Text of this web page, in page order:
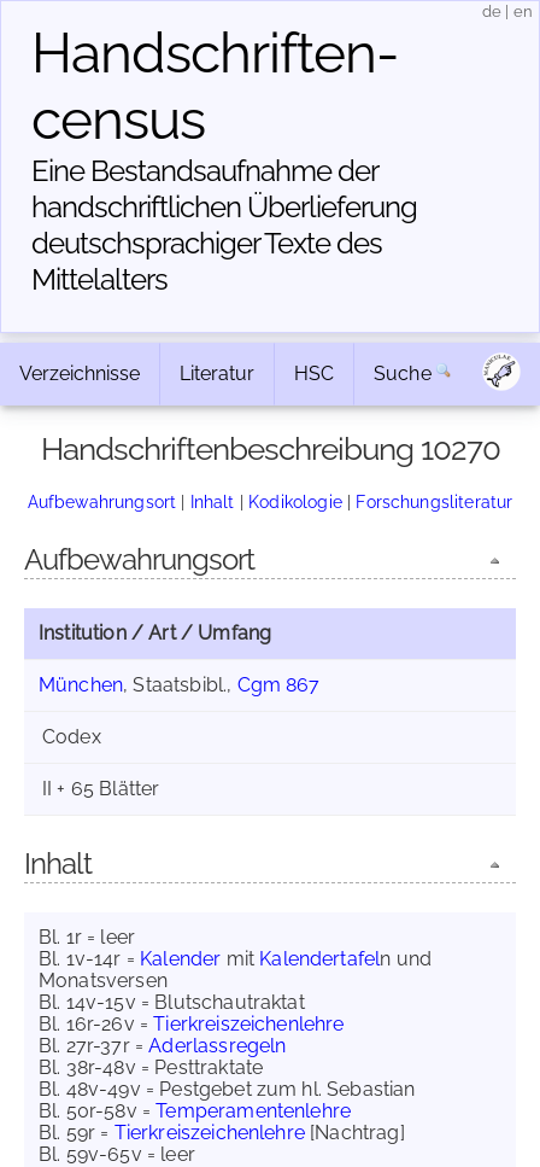
Handschriften­
census
Eine Bestandsaufnahme der
handschriftlichen Über­lieferung
deutschsprachiger Texte des
Mittelalters
de en
Verzeichnisse Literatur HSC Suche
Handschriftenbeschreibung 10270
Aufbewahrungsort | Inhalt | Kodikologie| Forschungsliteratur
Aufbewahrungsort
Institution / Art / Umfang
München, Staatsbibl., Cgm 867
Codex
II + 65 Blätter
Inhalt
Bl. 1r = leer
Bl. 1v-14r = Kalender mit Kalendertafeln und
Monatsversen
Bl. 14v-15v = Blutschautraktat
Bl. 16r-26v =Tierkreiszeichenlehre
Bl. 27r-37r =Aderlassregeln
Bl. 38r-48v = Pesttraktate
Bl. 48v-49v = Pestgebet zum hl. Sebastian
Bl. 50r-58v =Temperamentenlehre
Bl. 59r = Tierkreiszeichenlehre[Nachtrag]
Bl. 59v-65v = leer